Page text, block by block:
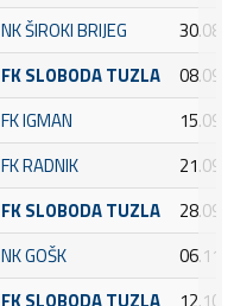
NK ŠIROKI BRIJEG
FK SLOBODA TUZLA
FK IGMAN
FK RADNIK
FK SLOBODA TUZLA
NK GOŠK